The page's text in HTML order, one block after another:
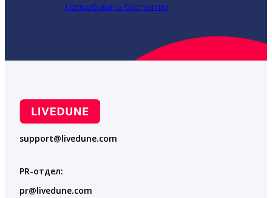
Попробовать бесплатно
support@livedune.com
PR-отдел:
pr@livedune.com